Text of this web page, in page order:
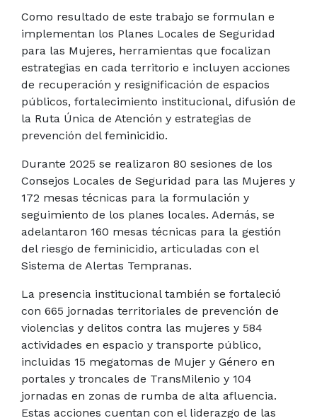
Como resultado de este trabajo se formulan e
implementan los Planes Locales de Seguridad
para las Mujeres, herramientas que focalizan
estrategias en cada territorio e incluyen acciones
de recuperación y resignificación de espacios
públicos, fortalecimiento institucional, difusión de
la Ruta Única de Atención y estrategias de
prevención del feminicidio.
Durante 2025 se realizaron 80 sesiones de los
Consejos Locales de Seguridad para las Mujeres y
172 mesas técnicas para la formulación y
seguimiento de los planes locales. Además, se
adelantaron 160 mesas técnicas para la gestión
del riesgo de feminicidio, articuladas con el
Sistema de Alertas Tempranas.
La presencia institucional también se fortaleció
con 665 jornadas territoriales de prevención de
violencias y delitos contra las mujeres y 584
actividades en espacio y transporte público,
incluidas 15 megatomas de Mujer y Género en
portales y troncales de TransMilenio y 104
jornadas en zonas de rumba de alta afluencia.
Estas acciones cuentan con el liderazgo de las